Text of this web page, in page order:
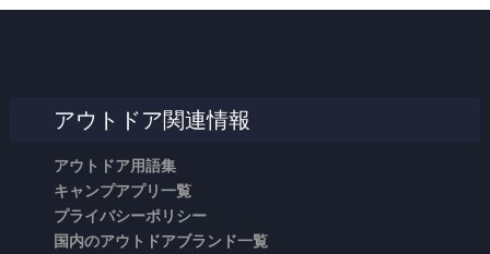
アウトドア関連情報
アウトドア用語集
キャンプアプリ一覧
プライバシーポリシー
国内のアウトドアブランド一覧